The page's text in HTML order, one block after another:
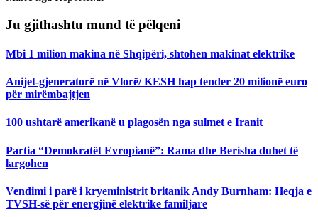
Ju gjithashtu mund të pëlqeni
Mbi 1 milion makina në Shqipëri, shtohen makinat elektrike
Anijet-gjeneratorë në Vlorë/ KESH hap tender 20 milionë euro
për mirëmbajtjen
100 ushtarë amerikanë u plagosën nga sulmet e Iranit
Partia “Demokratët Evropianë”: Rama dhe Berisha duhet të
largohen
Vendimi i parë i kryeministrit britanik Andy Burnham: Heqja e
TVSH-së për energjinë elektrike familjare